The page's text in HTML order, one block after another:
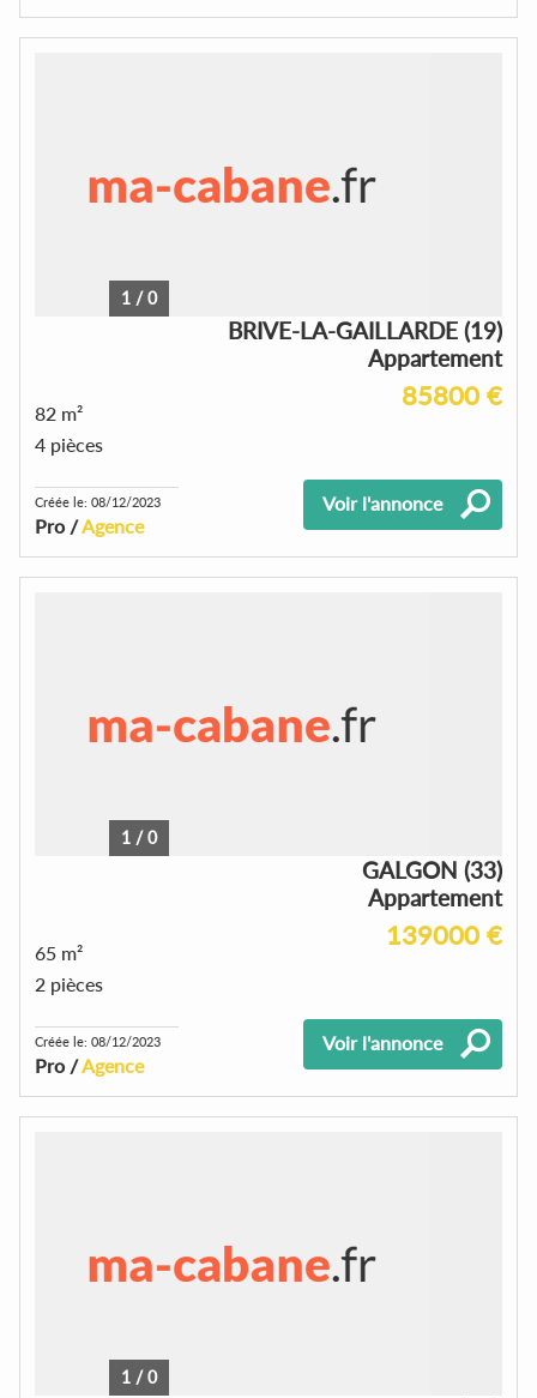
1 /0
BRIVE-LA-GAILLARDE (19)
Appartement
85800 €
82 m²
4 pièces
Créée le: 08/12/2023
Pro /Agence
Voir l'annonce
1 /0
GALGON (33)
Appartement
139000 €
65 m²
2 pièces
Créée le: 08/12/2023
Pro /Agence
Voir l'annonce
1 /0